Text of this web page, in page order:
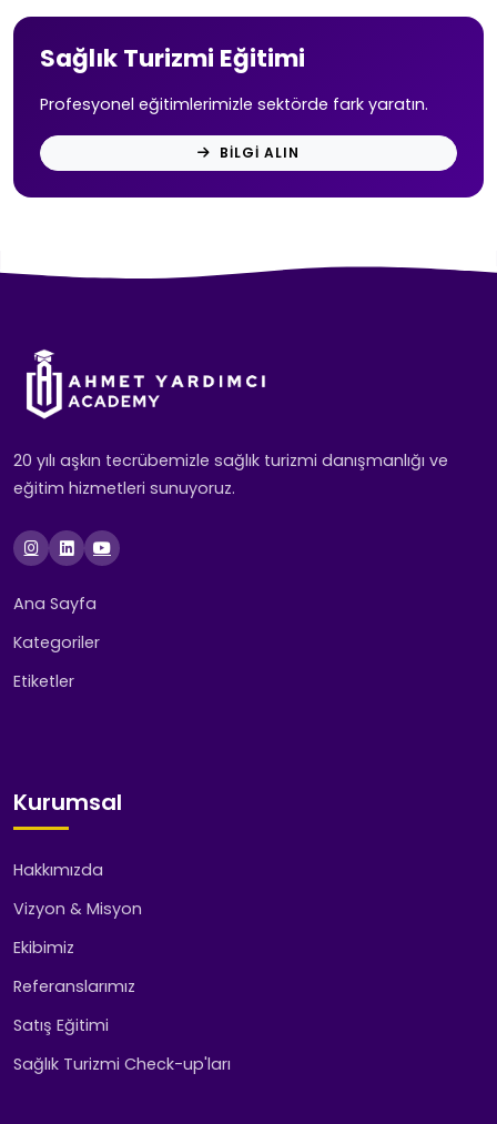
Sağlık Turizmi Eğitimi
Profesyonel eğitimlerimizle sektörde fark yaratın.
BILGI ALIN
20 yılı aşkın tecrübemizle sağlık turizmi danışmanlığı ve
eğitim hizmetleri sunuyoruz.
Ana Sayfa
Kategoriler
Etiketler
Kurumsal
Hakkımızda
Vizyon & Misyon
Ekibimiz
Referanslarımız
Satış Eğitimi
Sağlık Turizmi Check-up'ları